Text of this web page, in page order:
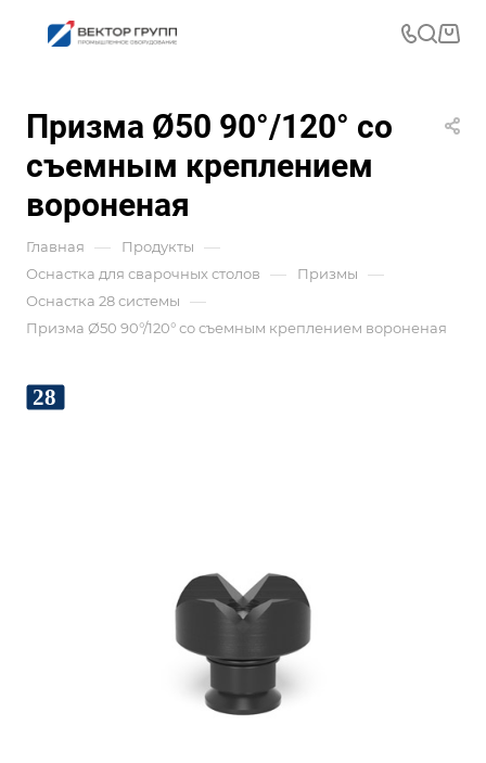
Призма Ø50 90°/120° со
съемным креплением
вороненая
Главная — Продукты —
Оснастка для сварочных столов — Призмы —
Оснастка 28 системы —
Призма Ø50 90°/120° со съемным креплением вороненая